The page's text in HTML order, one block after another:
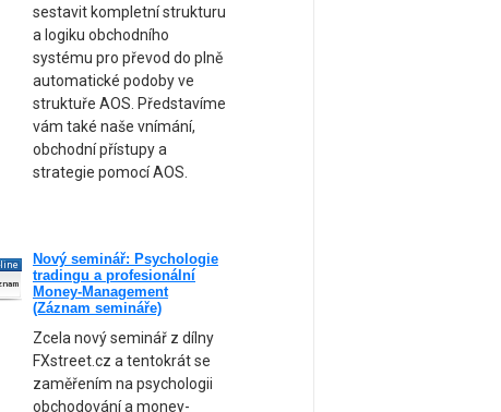
sestavit kompletní strukturu
a logiku obchodního
systému pro převod do plně
automatické podoby ve
struktuře AOS. Představíme
vám také naše vnímání,
obchodní přístupy a
strategie pomocí AOS.
line
Nový seminář: Psychologie
tradingu a profesionální
Money-Management
(Záznam semináře)
Zcela nový seminář z dílny
FXstreet.cz a tentokrát se
zaměřením na psychologii
obchodování a money-